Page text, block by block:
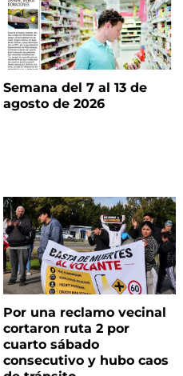
Semana del 7 al 13 de
agosto de 2026
Por una reclamo vecinal
cortaron ruta 2 por
cuarto sábado
consecutivo y hubo caos